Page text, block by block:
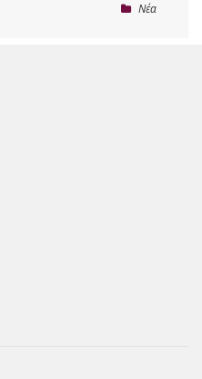
Nέα